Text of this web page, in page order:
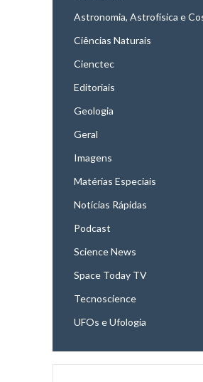
Astronomia, Astrofísica e
Ciências Naturais
Cienctec
Editoriais
Geologia
Geral
Imagens
Matérias Especiais
Notícias Rápidas
Podcast
Science News
Space Today TV
Tecnoscience
UFOs e Ufologia